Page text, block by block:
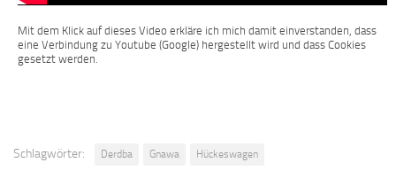
Mit dem Klick auf dieses Video erkläre ich mich damit einverstanden, dass
eine Verbindung zu Youtube (Google) hergestellt wird und dass Cookies
gesetzt werden.
Schlagwörter: Derdba Gnawa Hückeswagen